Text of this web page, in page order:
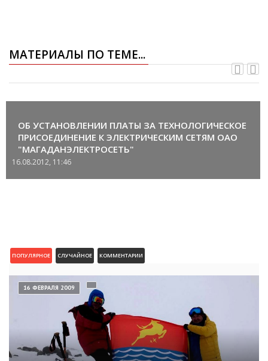
МАТЕРИАЛЫ ПО ТЕМЕ...
ОБ УСТАНОВЛЕНИИ ПЛАТЫ ЗА ТЕХНОЛОГИЧЕСКОЕ
ПРИСОЕДИНЕНИЕ К ЭЛЕКТРИЧЕСКИМ СЕТЯМ ОАО
"МАГАДАНЭЛЕКТРОСЕТЬ"
16.08.2012, 11:46
ПОПУЛЯРНОЕ СЛУЧАЙНОЕ КОММЕНТАРИИ
16 ФЕВРАЛЯ 2009